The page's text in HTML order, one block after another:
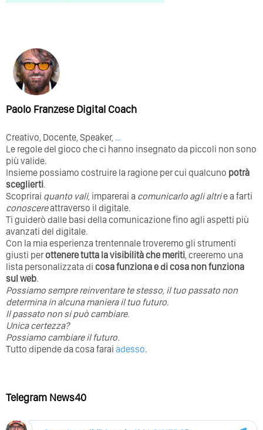
Paolo Franzese Digital Coach
Creativo, Docente, Speaker, …
Le regole del gioco che ci hanno insegnato da piccoli non sono
più valide.
Insieme possiamo costruire la ragione per cui qualcuno potrà
sceglierti.
Scoprirai quanto vali, imparerai a comunicarlo agli altrie a farti
conoscereattraverso il digitale.
Ti guiderò dalle basi della comunicazione fino agli aspetti più
avanzati del digitale.
Con la mia esperienza trentennale troveremo gli strumenti
giusti perottenere tutta la visibilità che meriti, creeremo una
lista personalizzata di cosa funziona e di cosa non funziona
sul web.
Possiamo sempre reinventare te stesso, il tuo passato non
determina in alcuna maniera il tuo futuro. ⁣
⁣Il passato non si può cambiare.
Unica certezza?
Possiamo cambiare il futuro.
Tutto dipende da cosa farai adesso.
Telegram News40